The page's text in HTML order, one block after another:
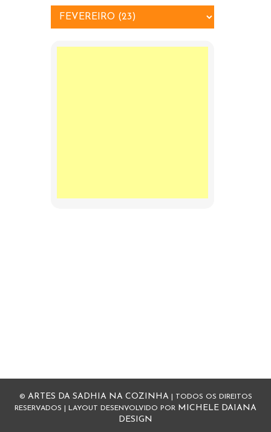
© ARTES DA SADHIA NA COZINHA| TODOS OS DIREITOS
RESERVADOS | LAYOUT DESENVOLVIDO POR MICHELE DAIANA
DESIGN